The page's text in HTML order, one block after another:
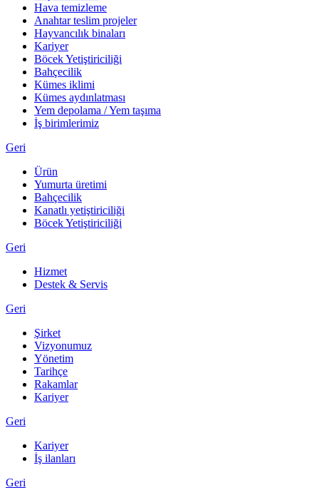
Hava temizleme
Anahtar teslim projeler
Hayvancılık binaları
Kariyer
Böcek Yetiştiriciliği
Bahçecilik
Kümes iklimi
Kümes aydınlatması
Yem depolama / Yem taşıma
İş birimlerimiz
Geri
Ürün
Yumurta üretimi
Bahçecilik
Kanatlı yetiştiriciliği
Böcek Yetiştiriciliği
Geri
Hizmet
Destek & Servis
Geri
Şirket
Vizyonumuz
Yönetim
Tarihçe
Rakamlar
Kariyer
Geri
Kariyer
İş ilanları
Geri